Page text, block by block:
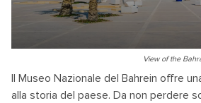
View of the
Il Museo Nazionale del Bahrein offre
alla storia del paese. Da non perdere